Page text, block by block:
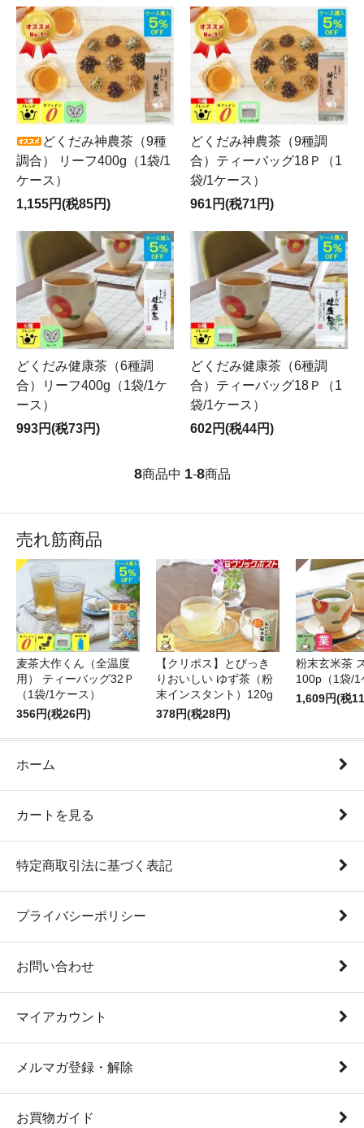
どくだみ神農茶（9種
調合） リーフ400g（1袋/1
ケース）
1,155円(税85円)
どくだみ神農茶（9種調
合）ティーバッグ18Ｐ（1
袋/1ケース）
961円(税71円)
どくだみ健康茶（6種調
合）リーフ400g（1袋/1ケ
ース）
993円(税73円)
どくだみ健康茶（6種調
合）ティーバッグ18Ｐ（1
袋/1ケース）
602円(税44円)
8商品中 1-8商品
売れ筋商品
麦茶大作くん（全温度
用） ティーバッグ32Ｐ
（1袋/1ケース）
356円(税26円)
【クリポス】とびっき
りおいしい ゆず茶（粉
末インスタント）120g
378円(税28円)
粉末玄米茶
100p（1袋/1
1,609円(税
ホーム
カートを見る
特定商取引法に基づく表記
プライバシーポリシー
お問い合わせ
マイアカウント
メルマガ登録・解除
お買物ガイド